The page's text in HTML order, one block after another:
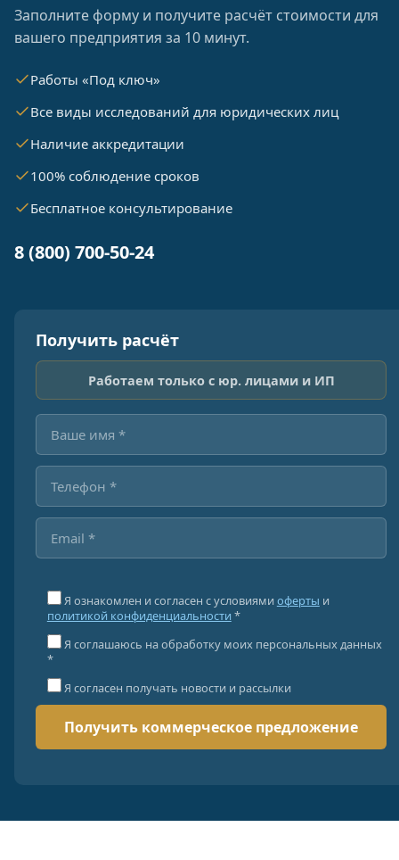
Заполните форму и получите расчёт стоимости для
вашего предприятия за 10 минут.
Работы «Под ключ»
Все виды исследований для юридических лиц
Наличие аккредитации
100% соблюдение сроков
Бесплатное консультирование
8 (800) 700-50-24
Получить расчёт
Работаем только с юр. лицами и ИП
Я ознакомлен и согласен с условиями оферты и
политикой конфиденциальности *
Я соглашаюсь на обработку моих персональных данных
*
Я согласен получать новости и рассылки